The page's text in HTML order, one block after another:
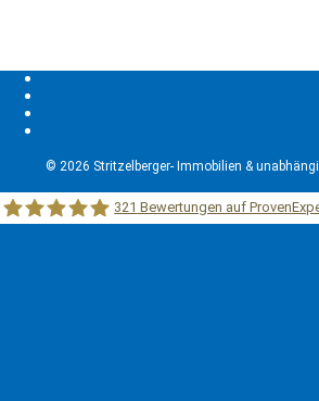
© 2026 Stritzelberger- Immobilien &
321 Bewertungen auf